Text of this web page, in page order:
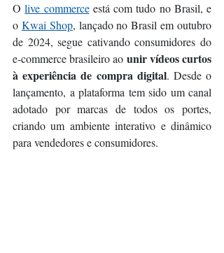
O live commerce está com tudo no Brasil, e
o Kwai Shop, lançado no Brasil em outubro
de 2024, segue cativando consumidores do
e-commerce brasileiro ao unir vídeos curtos
à experiência de compra digital. Desde o
lançamento, a plataforma tem sido um canal
adotado por marcas de todos os portes,
criando um ambiente interativo e dinâmico
para vendedores e consumidores.